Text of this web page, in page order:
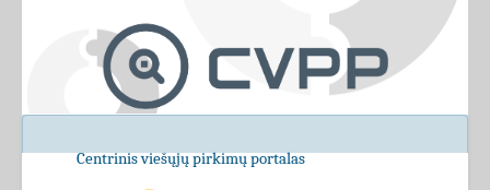
Centrinis viešųjų pirkimų portalas